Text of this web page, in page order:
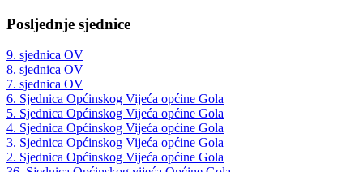
Posljednje sjednice
9. sjednica OV
8. sjednica OV
7. sjednica OV
6. Sjednica Općinskog Vijeća općine Gola
5. Sjednica Općinskog Vijeća općine Gola
4. Sjednica Općinskog Vijeća općine Gola
3. Sjednica Općinskog Vijeća općine Gola
2. Sjednica Općinskog Vijeća općine Gola